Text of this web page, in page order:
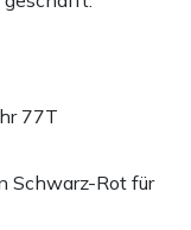
77T
Schwarz-Rot für